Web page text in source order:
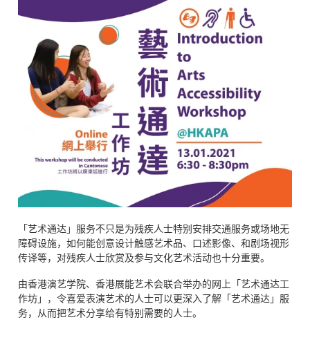
「艺术通达」服务不只是为残疾人士特别安排交通服务或场地无
障碍设施，如何能创意设计触感艺术品、口述影像、和剧场视形
传译等，对残疾人士欣赏及参与文化艺术活动也十分重要。
由香港演艺学院、香港展能艺术会联合举办的网上「艺术通达工
作坊」，令喜爱表演艺术的人士可以更深入了解「艺术通达」服
务，从而把艺术分享给有特别需要的人士。